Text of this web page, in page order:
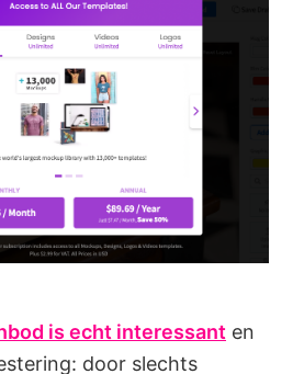
is echt interessant en
door slechts